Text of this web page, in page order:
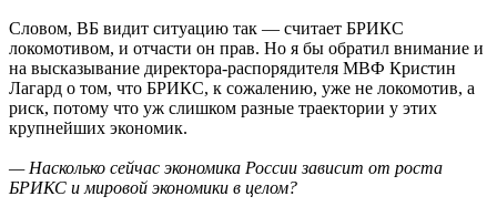
Словом, ВБ видит ситуацию так — считает БРИКС
локомотивом, и отчасти он прав. Но я бы обратил внимание и
на высказывание директора-распорядителя МВФ Кристин
Лагард о том, что БРИКС, к сожалению, уже не локомотив, а
риск, потому что уж слишком разные траектории у этих
крупнейших экономик.
— Насколько сейчас экономика России зависит от роста
БРИКС и мировой экономики в целом?